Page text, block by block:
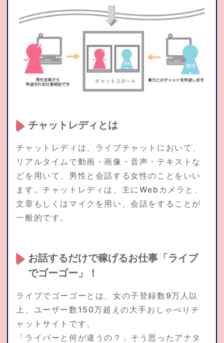
お問合せ
在宅仮登録 通勤応募
チャットレディとは
チャットレディは、ライブチャットにおいて、
リアルタイムで動画・画像・音声・テキストな
どを用いて、男性と会話する女性のことをいい
ます。チャットレディは、主にWebカメラと、
文章もしくはマイクを用い、会話をすることが
一般的です。
お話するだけで稼げるお仕事「ライブ
でゴーゴー」！
ライブでゴーゴーとは、女の子登録数9万人以
上、ユーザー数150万超えの大手おしゃべりチ
ャットサイトです。
「ライバーと何が違うの？」そう思ったアナタ